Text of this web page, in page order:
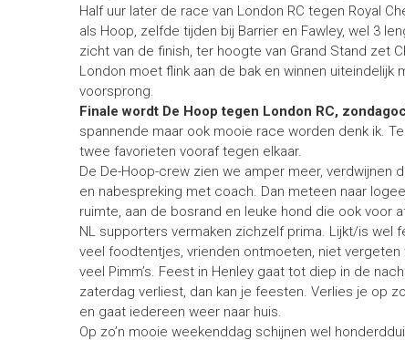
Half uur later de race van London RC tegen Royal
als Hoop, zelfde tijden bij Barrier en Fawley, wel 3
zicht van de finish, ter hoogte van Grand Stand zet
London moet flink aan de bak en winnen uiteindelijk
voorsprong.
Finale wordt De Hoop tegen London RC,
spannende maar ook mooie race worden denk ik.
twee favorieten vooraf tegen elkaar.
De De-Hoop-crew zien we amper meer, verdwijnen
en nabespreking met coach. Dan meteen naar
ruimte, aan de bosrand en leuke hond die ook voor
NL supporters vermaken zichzelf prima. Lijkt/is wel
veel foodtentjes, vrienden ontmoeten, niet vergeten
veel Pimm’s. Feest in Henley gaat tot diep in de
zaterdag verliest, dan kan je feesten. Verlies je op
en gaat iedereen weer naar huis.
Op zo’n mooie weekenddag schijnen wel